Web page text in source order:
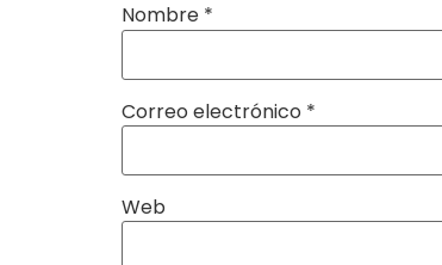
Nombre *
Correo electrónico *
Web